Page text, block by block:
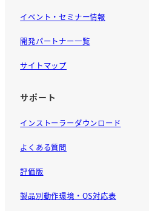
イベント・セミナー情報
開発パートナー一覧
サイトマップ
サポート
インストーラーダウンロード
よくある質問
評価版
製品別動作環境・OS対応表